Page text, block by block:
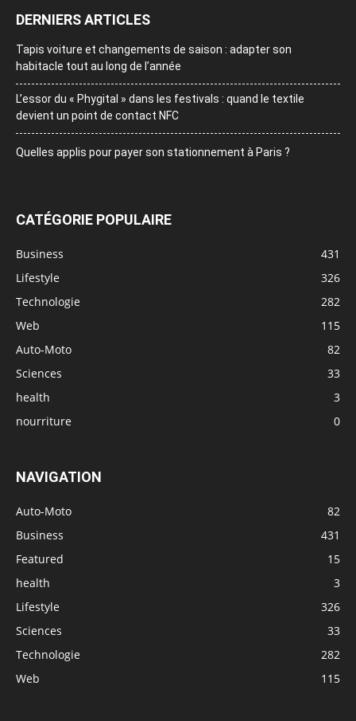
DERNIERS ARTICLES
Tapis voiture et changements de saison : adapter son
habitacle tout au long de l’année
L’essor du « Phygital » dans les festivals : quand le textile
devient un point de contact NFC
Quelles applis pour payer son stationnement à Paris ?
CATÉGORIE POPULAIRE
Business
431
Lifestyle
326
Technologie
282
Web
115
Auto-Moto
82
Sciences
33
health
3
nourriture
0
NAVIGATION
Auto-Moto
82
Business
431
Featured
15
health
3
Lifestyle
326
Sciences
33
Technologie
282
Web
115